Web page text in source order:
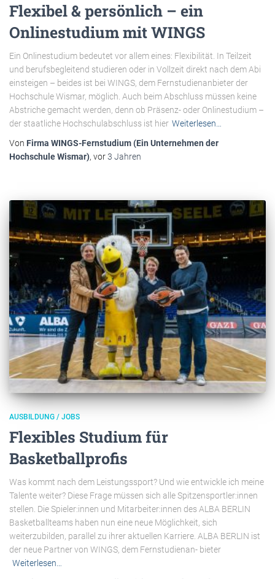
Flexibel & persönlich – ein
Onlinestudium mit WINGS
Ein Onlinestudium bedeutet vor allem eines: Flexibilität. In Teilzeit
und berufsbegleitend studieren oder in Vollzeit direkt nach dem Abi
einsteigen – beides ist bei WINGS, dem Fernstudienanbieter der
Hochschule Wismar, möglich. Auch beim Abschluss müssen keine
Abstriche gemacht werden, denn ob Präsenz- oder Onlinestudium –
der staatliche Hochschulabschluss ist hier Weiterlesen…
Von Firma WINGS-Fernstudium (Ein Unternehmen der
Hochschule Wismar), vor3 Jahren
AUSBILDUNG / JOBS
Flexibles Studium für
Basketballprofis
Was kommt nach dem Leistungssport? Und wie entwickle ich meine
Talente weiter? Diese Frage müssen sich alle Spitzensportler:innen
stellen. Die Spieler:innen und Mitarbeiter:innen des ALBA BERLIN
Basketballteams haben nun eine neue Möglichkeit, sich
weiterzubilden, parallel zu ihrer aktuellen Karriere. ALBA BERLIN ist
der neue Partner von WINGS, dem Fernstudienan- bieter
Weiterlesen…